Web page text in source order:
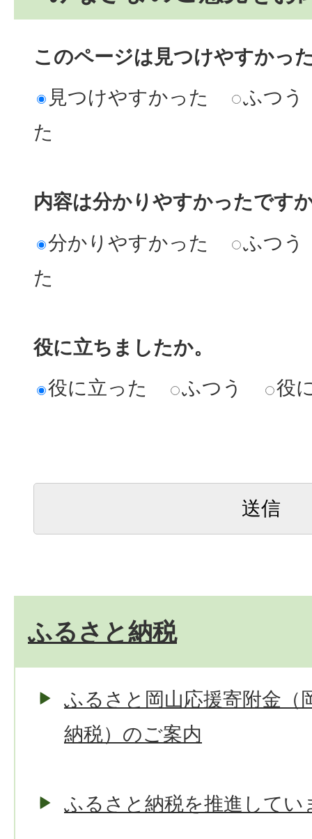
このページは見つけやすかっ
見つけやすかった
ふつう
た
内容は分かりやすかったです
分かりやすかった
ふつう
た
役に立ちましたか。
役に立った
ふつう 役
ふるさと納税
ふるさと岡山応援寄附金（
納税）のご案内
ふるさと納税を推進してい